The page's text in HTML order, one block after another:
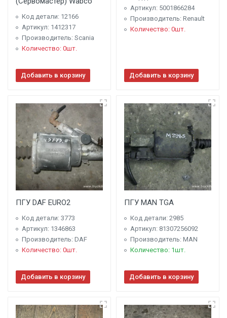
Код детали: 12166
Артикул: 1412317
Производитель: Scania
Количество: 0шт.
Добавить в корзину
Артикул: 5001866284
Производитель: Renault
Количество: 0шт.
Добавить в корзину
ПГУ DAF EURO2
Код детали: 3773
Артикул: 1346863
Производитель: DAF
Количество: 0шт.
Добавить в корзину
ПГУ MAN TGA
Код детали: 2985
Артикул: 81307256092
Производитель: MAN
Количество: 1шт.
Добавить в корзину